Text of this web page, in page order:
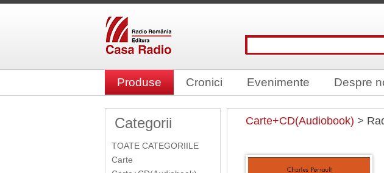
Produse Cronici Evenimente Despre
Categorii
TOATE CATEGORIILE
Carte
Carte+CD(Audiobook) >